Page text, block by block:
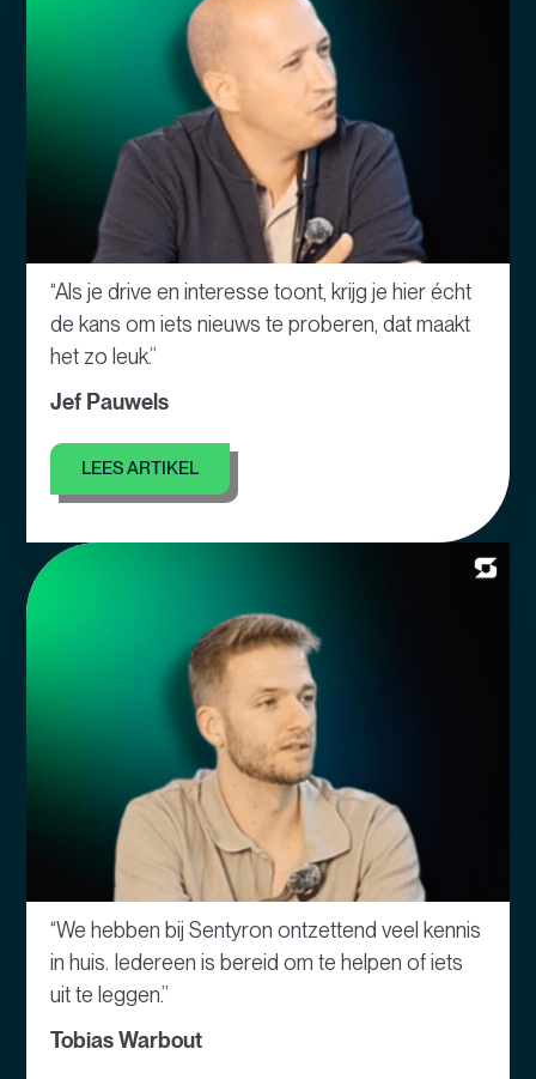
“Als je drive en interesse toont, krijg je hier écht
de kans om iets nieuws te proberen, dat maakt
het zo leuk.”
Jef Pauwels
LEES ARTIKEL
“We hebben bij Sentyron ontzettend veel kennis
in huis. Iedereen is bereid om te helpen of iets
uit te leggen.”
Tobias Warbout